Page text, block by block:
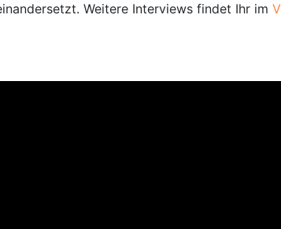
Weitere Interviews findet Ihr im